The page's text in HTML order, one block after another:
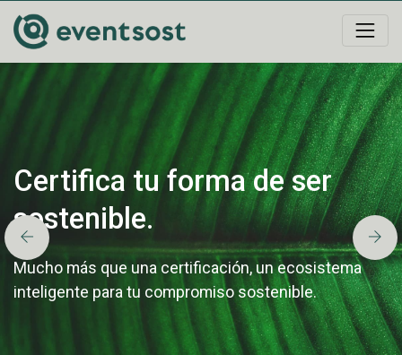
Certifica tu forma de ser
sostenible.
Mucho más que una certificación, un ecosistema
inteligente para tu compromiso sostenible.